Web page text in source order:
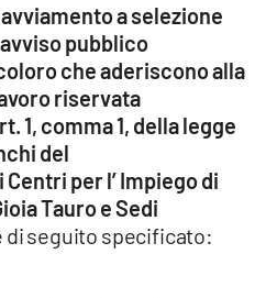
avviamento a selezione
pubblico
che aderiscono alla
riservata
1, comma 1, della legge
del
per l’ Impiego di
Tauro e Sedi
di seguito specificato: